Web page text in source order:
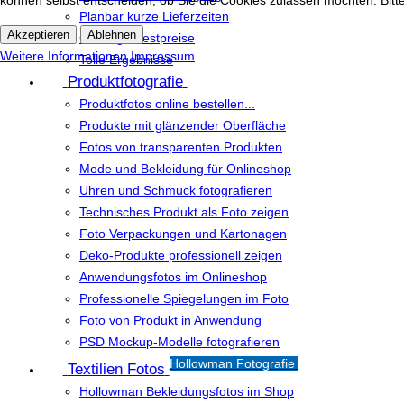
Planbar kurze Lieferzeiten
Günstige Festpreise
Tolle Ergebnisse
Produktfotografie
Produktfotos online bestellen...
Produkte mit glänzender Oberfläche
Fotos von transparenten Produkten
Mode und Bekleidung für Onlineshop
Uhren und Schmuck fotografieren
Technisches Produkt als Foto zeigen
Foto Verpackungen und Kartonagen
Deko-Produkte professionell zeigen
Anwendungsfotos im Onlineshop
Professionelle Spiegelungen im Foto
Foto von Produkt in Anwendung
PSD Mockup-Modelle fotografieren
Textilien Fotos Hollowman Fotografie
Hollowman Bekleidungsfotos im Shop
Akzeptieren Ablehnen
Weitere Informationen Impressum